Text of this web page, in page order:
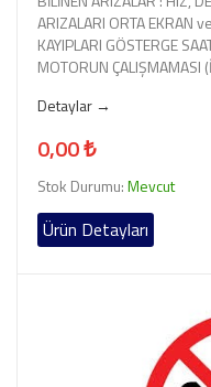
ARIZALARI ORTA EKRAN
KAYIPLARI GÖSTERGE
MOTORUN ÇALIŞMAMASI
Detaylar →
0,00 ₺
Stok Durumu:Mevcut
Ürün Detayları